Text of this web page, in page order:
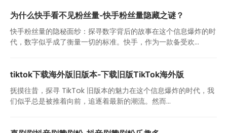
为什么快手看不见粉丝量-快手粉丝量隐藏之谜？
快手粉丝量的隐秘面纱：探寻数字背后的故事在这个信息爆炸的时
代，数字似乎成了衡量一切的标准。快手，作为一款备受欢...
tiktok下载海外版旧版本-下载旧版TikTok海外版
抚摸往昔，探寻 TikTok 旧版本的魅力在这个信息爆炸的时代，我
们似乎总是被推着向前，追逐着最新的潮流。然而...